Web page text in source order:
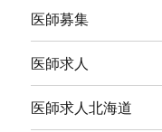
医師募集
医師求人
医師求人北海道